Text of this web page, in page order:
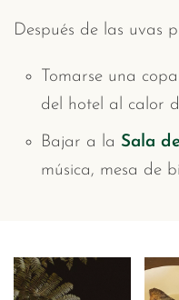
Después de las uvas
Tomarse una
del hotel al calor
Bajar a la Sala
música, mesa de